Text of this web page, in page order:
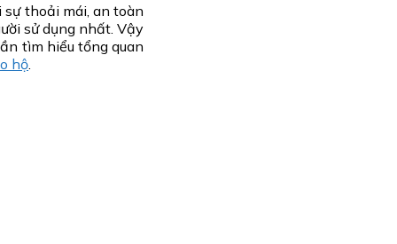
sự thoải mái, an toàn
sử dụng nhất. Vậy
tìm hiểu tổng quan
hộ